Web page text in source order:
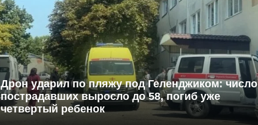
Дрон ударил по пляжу под Геленджиком: число
пострадавших выросло до 58, погиб уже
четвертый ребенок